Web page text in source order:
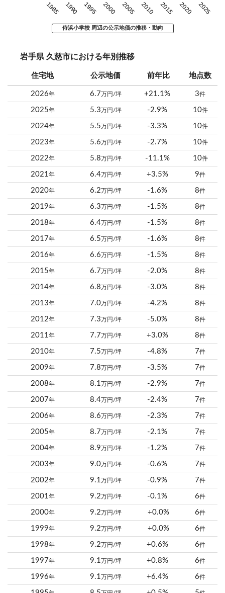
1985 1990 1995 2000 2005 2010 2015 2020 2025
侍浜小学校 周辺の公示地価の推移・動向
岩手県 久慈市における年別推移
住宅地 公示地価 前年比 地点数
2026年 6.7 万円/坪 +21.1% 3件
2025年 5.3 万円/坪 -2.9% 10件
2024年 5.5 万円/坪 -3.3% 10件
2023年 5.6 万円/坪 -2.7% 10件
2022年 5.8 万円/坪 -11.1% 10件
2021年 6.4万円/坪 +3.5% 9件
2020年 6.2 万円/坪 -1.6% 8件
2019年 6.3 万円/坪 -1.5% 8件
2018年 6.4万円/坪 -1.5% 8件
2017年 6.5 万円/坪 -1.6% 8件
2016年 6.6 万円/坪 -1.5% 8件
2015年 6.7 万円/坪 -2.0% 8件
2014年 6.8 万円/坪 -3.0% 8件
2013年 7.0万円/坪 -4.2% 8件
2012年 7.3 万円/坪 -5.0% 8件
2011年 7.7 万円/坪 +3.0% 8件
2010年 7.5 万円/坪 -4.8% 7件
2009年 7.8 万円/坪 -3.5% 7件
2008年 8.1 万円/坪 -2.9% 7件
2007年 8.4万円/坪 -2.4% 7件
2006年 8.6 万円/坪 -2.3% 7件
2005年 8.7 万円/坪 -2.1% 7件
2004年 8.9 万円/坪 -1.2% 7件
2003年 9.0万円/坪 -0.6% 7件
2002年 9.1 万円/坪 -0.9% 7件
2001年 9.2 万円/坪 -0.1% 6件
2000年 9.2 万円/坪 +0.0% 6件
1999年 9.2 万円/坪 +0.0% 6件
1998年 9.2 万円/坪 +0.6% 6件
1997年 9.1 万円/坪 +0.8% 6件
1996年 9.1 万円/坪 +6.4% 6件